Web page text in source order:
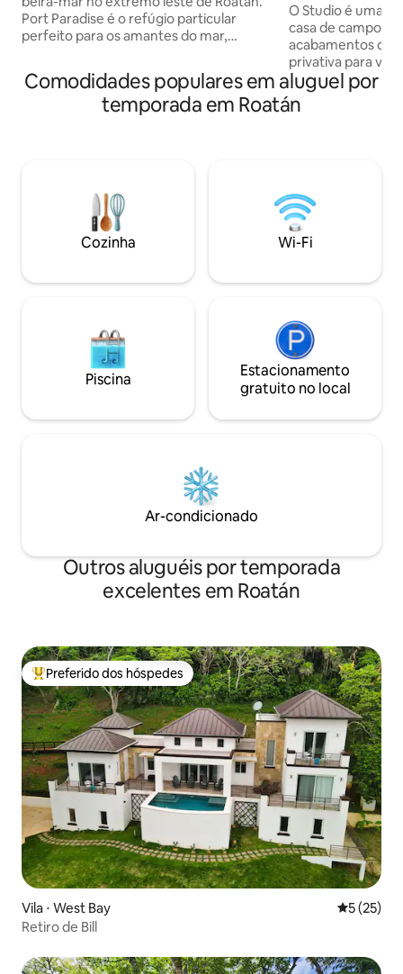
Port Paradise é o refúgio particular
perfeito para os amantes do mar,
autônomo e snorkel de alto nível na Cow
& Calf, onde você poderá nadar em meio
a um vibrante caleidoscópio de peixes e
locais personalizadas para uma aventura
inesquecível na ilha. ⭑Entre em contato
conosco para obter descontos sazonais⭑
piscina privativa -
O Studio é uma
casa de campo
acabamentos de
privativa para
não estiver na
dispõe de uma
confortável,
de 3-4 minutos
praia de West
área com praia
Desfrute de fácil
Comodidades populares em aluguel por
temporada em Roatán
Cozinha Wi-Fi
Piscina
Estacionamento
gratuito no local
Ar-condicionado
Outros aluguéis por temporada
excelentes em Roatán
Entre os melhores preferidos dos hóspedes
Preferido dos hóspedes
Vila ⋅ West Bay 5 de uma
5 (25)
Retiro de Bill